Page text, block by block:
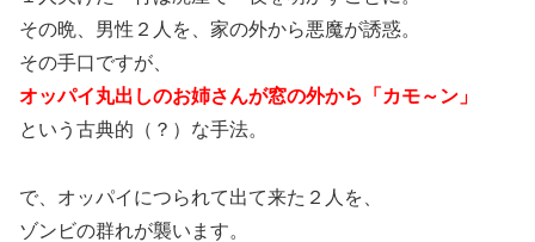
その晩、男性２人を、家の外から悪魔が誘惑。
その手口ですが、
オッパイ丸出しのお姉さんが窓の外から「カモ～ン」
という古典的（？）な手法。
で、オッパイにつられて出て来た２人を、
ゾンビの群れが襲います。